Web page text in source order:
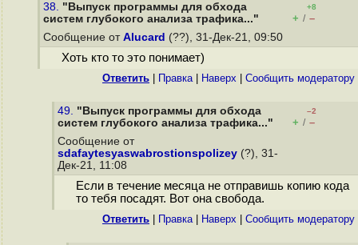
38. "Выпуск программы для обхода
систем глубокого анализа трафика..."
+8
+ / –
Сообщение от Alucard (??), 31-Дек-21, 09:50
Хоть кто то это понимает)
Ответить Правка| Наверх Cообщить модератору
49. "Выпуск программы для обхода
систем глубокого анализа трафика..."
–2
+ / –
Сообщение от
sdafaytesyaswabrostionspolizey (?), 31-
Дек-21, 11:08
Если в течение месяца не отправишь копию кода
то тебя посадят. Вот она свобода.
Ответить Правка| Наверх Cообщить модератору